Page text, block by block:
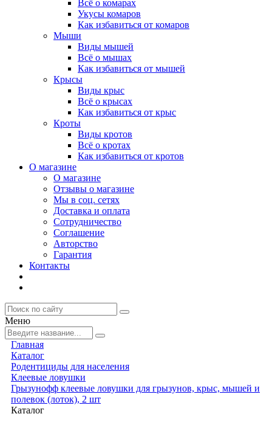
Всё о комарах
Укусы комаров
Как избавиться от комаров
Мыши
Виды мышей
Всё о мышах
Как избавиться от мышей
Крысы
Виды крыс
Всё о крысах
Как избавиться от крыс
Кроты
Виды кротов
Всё о кротах
Как избавиться от кротов
О магазине
О магазине
Отзывы о магазине
Мы в соц. сетях
Доставка и оплата
Сотрудничество
Соглашение
Авторство
Гарантия
Контакты
Меню
Главная
Каталог
Родентициды для населения
Клеевые ловушки
Грызунофф клеевые ловушки для грызунов, крыс, мышей и
полевок (лоток), 2 шт
Каталог